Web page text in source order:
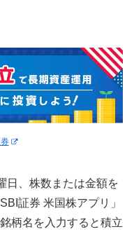
日、株数または金額を
証券 米国株アプリ」
柄名を入力すると積立